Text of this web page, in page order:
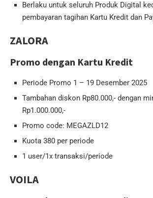
Berlaku untuk seluruh Produk Digital
pembayaran tagihan Kartu Kredit dan
ZALORA
Promo dengan Kartu Kredit
Periode Promo 1 – 19 Desember 2025
Tambahan diskon Rp80.000,- dengan
Rp1.000.000,-
Promo code: MEGAZLD12
Kuota 380 per periode
1 user/1x transaksi/periode
VOILA